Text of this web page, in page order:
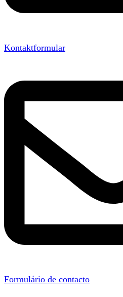
Kontaktformular
Formulário de contacto